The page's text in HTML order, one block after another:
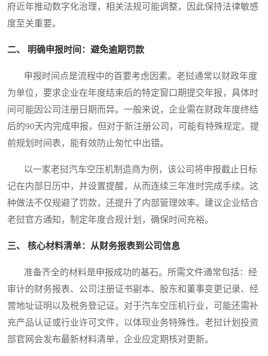
府近年推动数字化治理，相关法规可能调整，因此保持法律敏感
度至关重要。
二、 明确申报时间：避免逾期罚款
申报时间点是流程中的首要考虑因素。老挝通常以财政年度
为单位，要求企业在年度结束后的特定窗口期提交年报，具体时
间可能因公司注册日期而异。一般来说，企业需在财政年度终结
后的90天内完成申报，但对于新注册公司，可能有特殊规定。提
前规划时间表，能有效防止匆忙中出错。
以一家老挝汽车空压机制造商为例，该公司将申报截止日标
记在内部日历中，并设置提醒，从而连续三年准时完成手续。这
种做法不仅规避了罚款，还提升了内部管理效率。建议企业结合
老挝官方通知，制定年度合规计划，确保时间充裕。
三、 核心材料清单：从财务报表到公司信息
准备齐全的材料是申报成功的基石。所需文件通常包括：经
审计的财务报表、公司注册证书副本、股东和董事变更记录、经
营地址证明以及税务登记证。对于汽车空压机行业，可能还需补
充产品认证或行业许可文件，以体现业务特殊性。老挝计划投资
部官网会发布最新材料清单，企业应定期核对更新。